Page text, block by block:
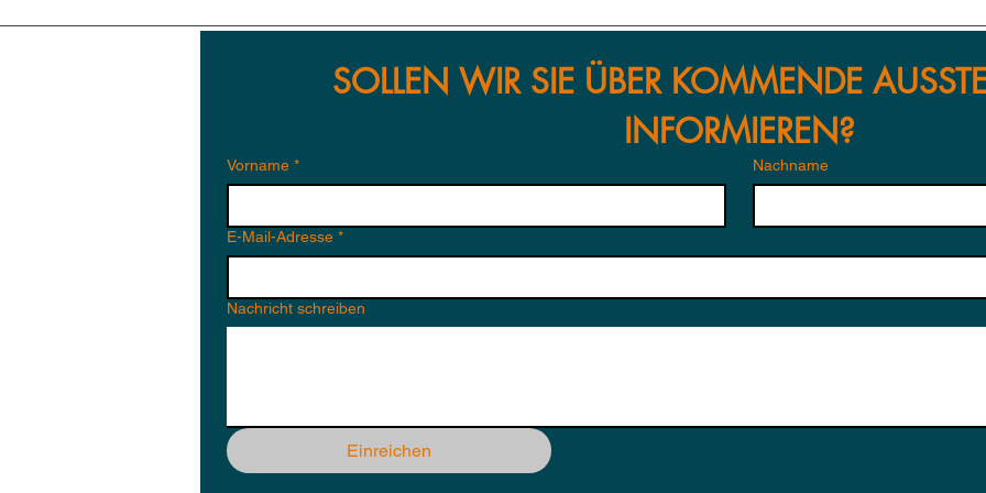
PRÄSENTIERT SICH IN BAD
NAUHEIM
SOLLEN WIR SIE ÜBER KOMMENDE
INFORMIEREN?
Vorname * Nachname
E-Mail-Adresse *
Nachricht schreiben
Einreichen